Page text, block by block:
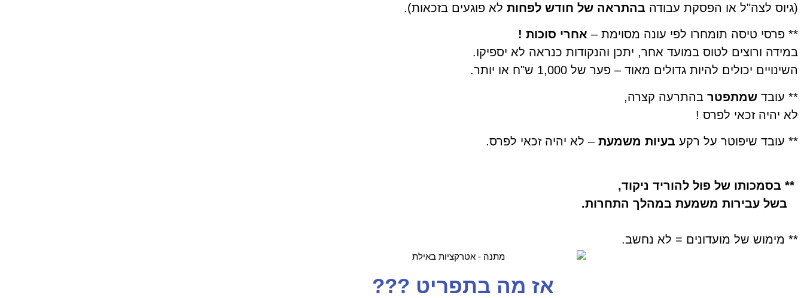
(גיוס לצה"ל או הפסקת עבודה בהתראה של חודש לפחות לא פוגעים בזכאות).
** פרסי טיסה תומחרו לפי עונה מסוימת – אחרי סוכות !
במידה ורוצים לטוס במועד אחר, יתכן והנקודות כנראה לא יספיקו.
השינויים יכולים להיות גדולים מאוד – פער של 1,000 ש"ח או יותר.
** עובד שמתפטר בהתרעה קצרה,
לא יהיה זכאי לפרס !
** עובד שיפוטר על רקע בעיות משמעת– לא יהיה זכאי לפרס.
** בסמכותו של פול להוריד ניקוד,
בשל עבירות משמעת במהלך התחרות.
** מימוש של מועדונים = לא נחשב.
אז מה בתפריט ???